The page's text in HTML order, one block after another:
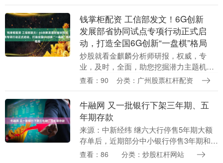
销售，目....
钱掌柜配资 工信部发文！6G创新
发展部省协同试点专项行动正式启
动，打造全国6G创新“一盘棋”格局
炒股就看金麒麟分析师研报，权威，专
业，及时，全面，助您挖掘潜力主题机
会！ 来源：人民邮电报 近日，工业和信息
协同试点专项行....
查看：90 分类：广州股票杠杆配资
牛融网 又一批银行下架三年期、五
年期存款
来源：中新经纬 继六大行停售5年期大额
存单后，近期部分中小银行停售3年期和5
年期定期存款产品。 业内人士认为，银行
查看：86 分类：炒股杠杆网站